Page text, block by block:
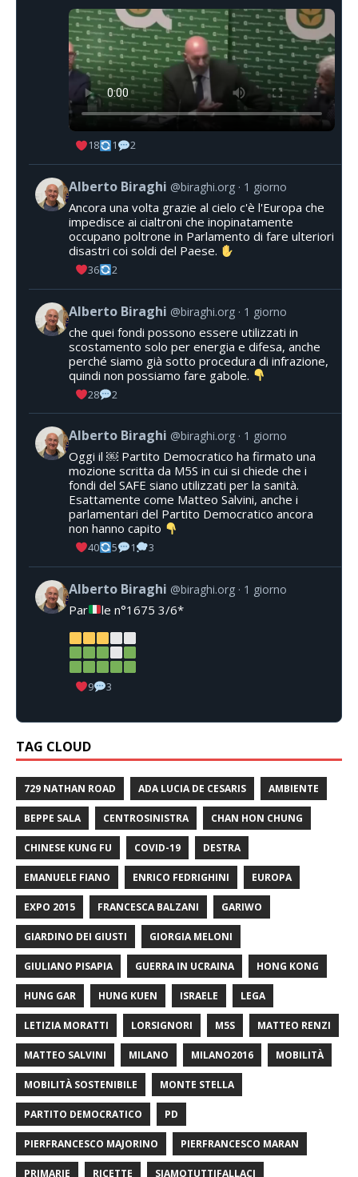
18 1 2
Alberto Biraghi @biraghi.org 1 giorno
Ancora una volta grazie al cielo c'è l'Europa che
impedisce ai cialtroni che inopinatamente
occupano poltrone in Parlamento di fare ulteriori
disastri coi soldi del Paese.
36 2
Alberto Biraghi @biraghi.org 1 giorno
che quei fondi possono essere utilizzati in
scostamento solo per energia e difesa, anche
perché siamo già sotto procedura di infrazione,
quindi non possiamo fare gabole.
28 2
Alberto Biraghi @biraghi.org 1 giorno
Oggi il ￼ Partito Democratico ha firmato una
mozione scritta da M5S in cui si chiede che i
fondi del SAFE siano utilizzati per la sanità.
Esattamente come Matteo Salvini, anche i
parlamentari del Partito Democratico ancora
non hanno capito
40 5 1 3
Alberto Biraghi @biraghi.org 1 giorno
Par le n°1675 3/6*
9 3
TAG CLOUD
729 NATHAN ROAD ADA LUCIA DE CESARIS AMBIENTE
BEPPE SALA CENTROSINISTRA CHAN HON CHUNG
CHINESE KUNG FU COVID-19 DESTRA
EMANUELE FIANO ENRICO FEDRIGHINI EUROPA
EXPO 2015 FRANCESCA BALZANI GARIWO
GIARDINO DEI GIUSTI GIORGIA MELONI
GIULIANO PISAPIA GUERRA IN UCRAINA HONG KONG
HUNG GAR HUNG KUEN ISRAELE LEGA
LETIZIA MORATTI LORSIGNORI M5S MATTEO RENZI
MATTEO SALVINI MILANO MILANO2016 MOBILITÀ
MOBILITÀ SOSTENIBILE MONTE STELLA
PARTITO DEMOCRATICO PD
PIERFRANCESCO MAJORINO PIERFRANCESCO MARAN
PRIMARIE RICETTE SIAMOTUTTIFALLACI